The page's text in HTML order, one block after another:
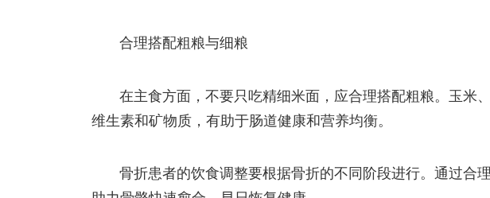
合理搭配粗粮与细粮
在主食方面，不要只吃精细米面，应合理搭配粗粮。玉米
维生素和矿物质，有助于肠道健康和营养均衡。
骨折患者的饮食调整要根据骨折的不同阶段进行。通过合